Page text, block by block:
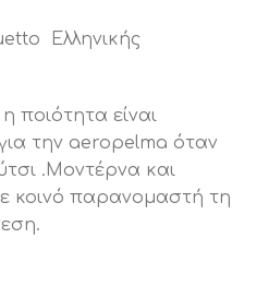
Ελληνικής
ποιότητα είναι
την aeropelma όταν
.Μοντέρνα και
κοινό παρανομαστή τη